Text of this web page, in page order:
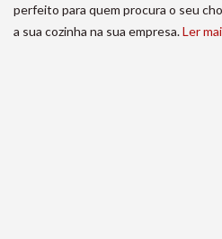
perfeito para quem procura o seu
a sua cozinha na sua empresa.Ler